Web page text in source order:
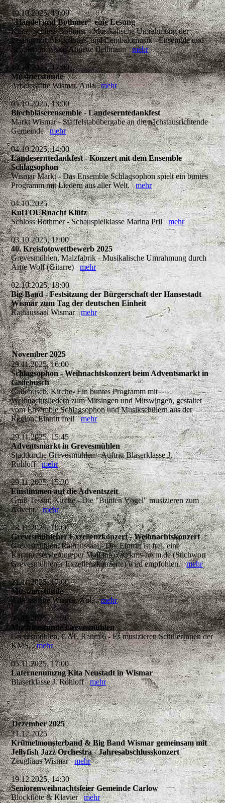
10.10.2025, 19:00
"Händel und Bothmer" eine Lesung
Klütz, Schloss Bothmer - Musikalische Umrahmung der
Lesung mit Blockflöten- und Cembalomusik - Ensemble und
Schülerinnen von Annette Bellmannmehr
10.10.2025, 17:00
Musizierstunde
Arbeitsstätte Wismar, Aulamehr
05.10.2025, 13:00
Blechbläserensemble - Landeserntedankfest
Markt Wismar - Staffelstabübergabe an die nächstausrichtende
Gemeindemehr
04.10.2025, 14:00
Landeserntedankfest - Konzert mit dem Ensemble
Schlagsophon
Wismar Markt - Das Ensemble Schlagsophon spielt ein buntes
Programm mit Liedern aus aller Welt.mehr
04.10.2025
KulTOURnacht Klütz
Schloss Bothmer - Schauspielklasse Marina Prilmehr
03.10.2025, 11:00
40. Kreisfotowettbewerb 2025
Grevesmühlen, Malzfabrik - Musikalische Umrahmung durch
Arne Wolf (Gitarre)mehr
02.10.2025, 18:00
Big Band - Festsitzung der Bürgerschaft der Hansestadt
Wismar zum Tag der deutschen Einheit
Rathaussaal Wismarmehr
November 2025
29.11.2025, 16:00
Schlagsophon - Weihnachtskonzert beim Adventsmarkt in
Gadebusch
Gadebusch, Kirche- Ein buntes Programm mit
Weihnachtsliedern zum Mitsingen und Mitswingen, gestaltet
vom Ensemble Schlagsophon und Musikschülern aus der
Region. Eintritt frei!mehr
29.11.2025, 15:45
Adventsmarkt in Grevesmühlen
Stadtkirche Grevesmühlen - Auftritt Bläserklasse J.
Rohloffmehr
29.11.2025, 15:30
Einstimmen auf die Adventszeit
Groß Tessin, Kirche - Die "Bunten Vögel" musizieren zum
Advent.mehr
28.11.2025, 19:00
Grevesmühlener Exzellenzkonzert - Weihnachtskonzert
Grevesmühlen, Rathaussaal - Der Eintritt ist frei, eine
Kartenreservierung per Mail info (at) kms-nwm.de (Stichwort
Grevesmühlener Exzellenzkonzerte) wird empfohlen.mehr
21.11.2025, 17:00
Musizierstunde
Arbeitsstätte Wismar, Aulamehr
06.11.2025, 17:30
Musizierstunde Grevesmühlen
Grevesmühlen, GAT, Raum 6 - Es musizieren SchülerInnen der
KMS.mehr
05.11.2025, 17:00
Laternenumzug Kita Neustadt in Wismar
Bläserklasse J. Rohloffmehr
Dezember 2025
21.12.2025
Krümelmonsterband & Big Band Wismar gemeinsam mit
Jellyfish Jazz Orchestra - Jahresabschlusskonzert
Zeughaus Wismarmehr
19.12.2025, 14:30
Seniorenweihnachtsfeier Gemeinde Carlow
Blockflöte & Klaviermehr